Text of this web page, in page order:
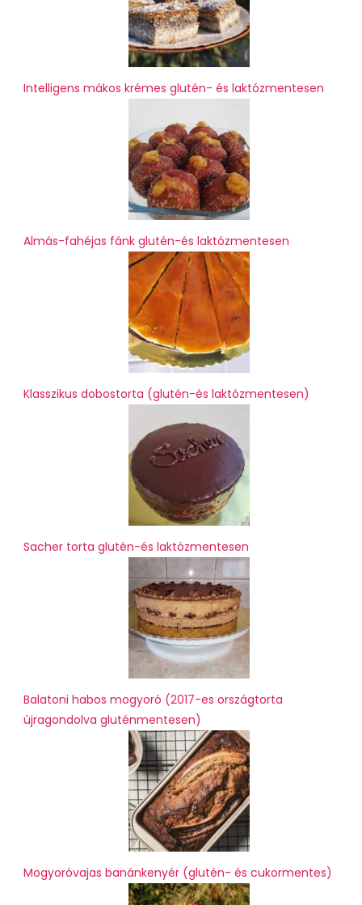
Intelligens mákos krémes glutén- és laktózmentesen
Almás-fahéjas fánk glutén-és laktózmentesen
Klasszikus dobostorta (glutén-és laktózmentesen)
Sacher torta glutén-és laktózmentesen
Balatoni habos mogyoró (2017-es országtorta
újragondolva gluténmentesen)
Mogyoróvajas banánkenyér (glutén- és cukormentes)